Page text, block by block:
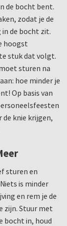
de bocht bent.
zodat je de
de bocht zit.
hoogst
stuk dat volgt.
sturen na
hoe minder je
Op basis van
de knie krijgen,
sturen en
is minder
en rem je de
zijn. Stuur met
bocht in, houd